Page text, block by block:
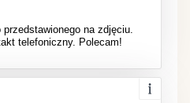
na zdjęciu.
telefoniczny. Polecam!